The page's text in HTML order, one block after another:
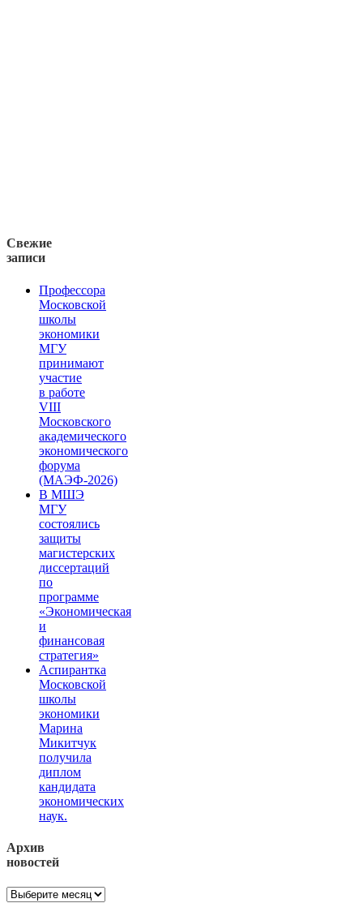
Свежие
записи
Профессора
Московской
школы
экономики
МГУ
принимают
участие
в работе
VIII
Московского
академического
экономического
форума
(МАЭФ-2026)
В МШЭ
МГУ
состоялись
защиты
магистерских
диссертаций
по
программе
«Экономическая
и
финансовая
стратегия»
Аспирантка
Московской
школы
экономики
Марина
Микитчук
получила
диплом
кандидата
экономических
наук.
Архив
новостей
Архив